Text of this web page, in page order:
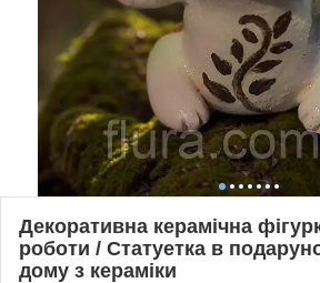
Декоративна керамічна
роботи / Статуетка в
дому з кераміки